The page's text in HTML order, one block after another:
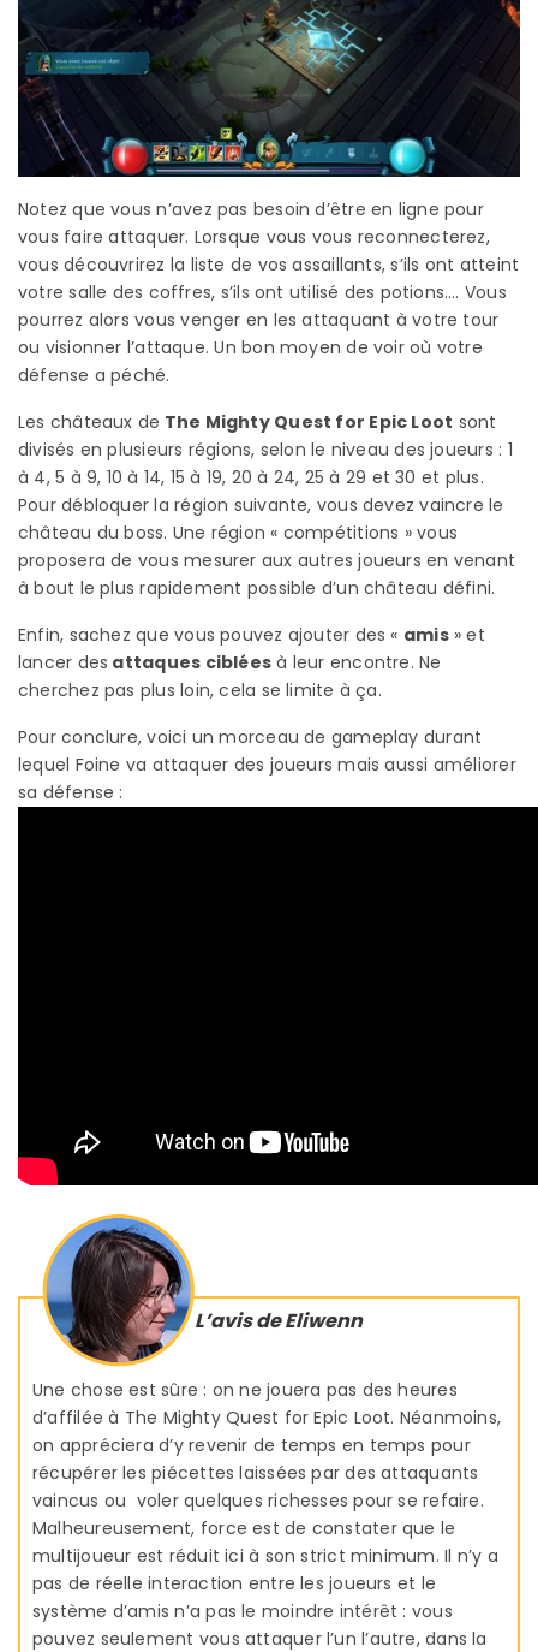
Notez que vous n’avez pas besoin d’être en ligne pour
vous faire attaquer. Lorsque vous vous reconnecterez,
vous découvrirez la liste de vos assaillants, s’ils ont atteint
votre salle des coffres, s’ils ont utilisé des potions…. Vous
pourrez alors vous venger en les attaquant à votre tour
ou visionner l’attaque. Un bon moyen de voir où votre
défense a péché.
Les châteaux de The Mighty Quest for Epic Loot sont
divisés en plusieurs régions, selon le niveau des joueurs : 1
à 4, 5 à 9, 10 à 14, 15 à 19, 20 à 24, 25 à 29 et 30 et plus.
Pour débloquer la région suivante, vous devez vaincre le
château du boss. Une région « compétitions » vous
proposera de vous mesurer aux autres joueurs en venant
à bout le plus rapidement possible d’un château défini.
Enfin, sachez que vous pouvez ajouter des « amis» et
lancer des attaques ciblées à leur encontre. Ne
cherchez pas plus loin, cela se limite à ça.
Pour conclure, voici un morceau de gameplay durant
lequel Foine va attaquer des joueurs mais aussi améliorer
sa défense :
L’avis de Eliwenn
Une chose est sûre : on ne jouera pas des heures
d’affilée à The Mighty Quest for Epic Loot. Néanmoins,
on appréciera d’y revenir de temps en temps pour
récupérer les piécettes laissées par des attaquants
vaincus ou voler quelques richesses pour se refaire.
Malheureusement, force est de constater que le
multijoueur est réduit ici à son strict minimum. Il n’y a
pas de réelle interaction entre les joueurs et le
système d’amis n’a pas le moindre intérêt : vous
pouvez seulement vous attaquer l’un l’autre, dans la